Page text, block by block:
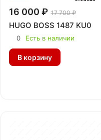
16 000 ₽ 17 700 ₽
HUGO BOSS 1487 KU0
0 Есть в наличии
В корзину